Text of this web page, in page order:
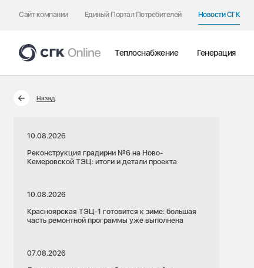
Сайт компании Единый Портал Потребителей Новости СГК
Теплоснабжение Генерация
Назад
10.08.2026
Реконструкция градирни №6 на Ново-
Кемеровской ТЭЦ: итоги и детали проекта
10.08.2026
Красноярская ТЭЦ-1 готовится к зиме: большая
часть ремонтной программы уже выполнена
07.08.2026